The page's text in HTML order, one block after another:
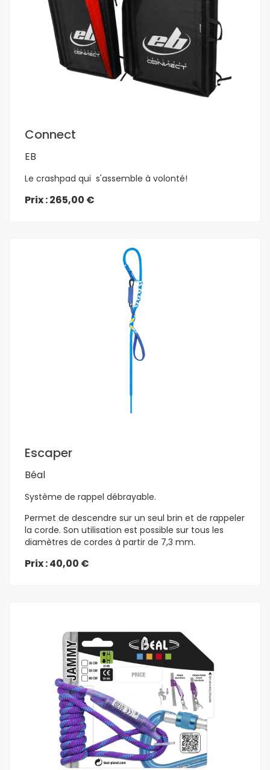
Connect
EB
Le crashpad qui s'assemble à volonté!
Prix : 265,00 €
En savoir plus
Escaper
Béal
Système de rappel débrayable.
Permet de descendre sur un seul brin et de rappeler
la corde. Son utilisation est possible sur tous les
diamètres de cordes à partir de 7,3 mm.
Prix : 40,00 €